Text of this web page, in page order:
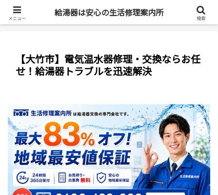
最短即日・全国対応・最大83%OFF
【大竹市】電気温水器修理・交換ならお任
せ！給湯器トラブルを迅速解決
メニュー
給湯器は安心の生活修理案内所
検索